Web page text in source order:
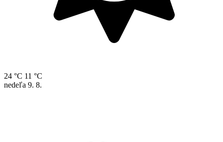
24 °C 11 °C
nedeľa 9. 8.